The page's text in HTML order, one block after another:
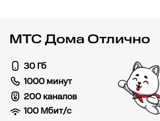
МТС Дома Отлично
30 Гб
1000 минут
200 каналов
100Мбит/с